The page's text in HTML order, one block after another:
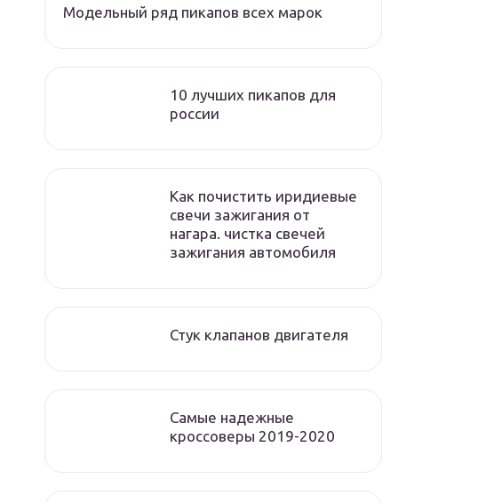
Модельный ряд пикапов всех марок
10 лучших пикапов для
россии
Как почистить иридиевые
свечи зажигания от
нагара. чистка свечей
зажигания автомобиля
Стук клапанов двигателя
Самые надежные
кроссоверы 2019-2020